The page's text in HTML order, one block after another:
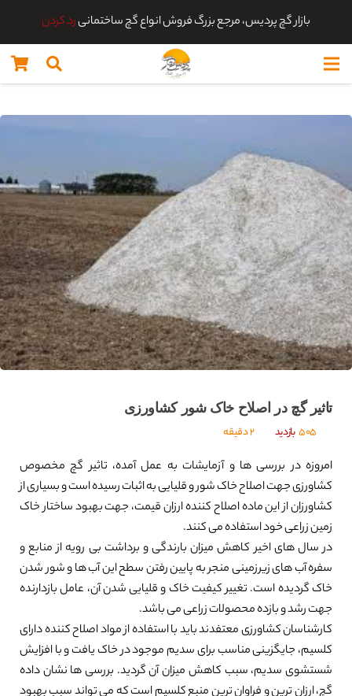
بازار گچ پردیس، مرجع بزرگ فروش انواع گچ ساختمانیرد کردن
تاثیر گچ در اصلاح خاک شور کشاورزی
505بازدید 2 دقیقه
امروزه در بررسی ها و آزمایشات به عمل آمده، تاثیر گچ مخصوص
کشاورزی جهت اصلاح خاک شور و قلیایی به اثبات رسیده است و بسیاری از
کشاورزان از این ماده اصلاح کننده ارزان قیمت، جهت بهبود ساختار خاک
زمین زراعی خود استفاده می کنند.
در سال های اخیر کاهش میزان بارندگی و برداشت بی رویه از منابع و
سفره آب های زیرزمینی منجر به پایین رفتن سطح این آب ها و شور شدن
خاک گردیده است. تغییر کیفیت خاک و قلیایی شدن آن، عامل بازدارنده
جهت رشد و بازده محصولات زراعی می باشد.
کارشناسان کشاورزی معتفدند باید با استفاده از مواد اصلاح کننده دارای
کلسیم، جایگزینی مناسب برای سدیم موجود در خاک یافت و با افزایش
شستشوی سدیم، سبب کاهش میزان آن گردید. بررسی ها نشان داده
گچ، ارزان ترین و فراوان ترین منبع کلسیم است که می تواند سبب بهبود